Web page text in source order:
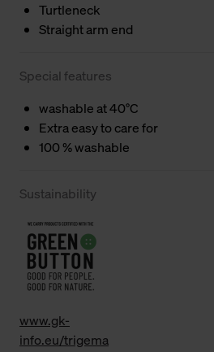
Turtleneck
Straight arm end
Special features
washable at 40°C
Extra easy to care for
100 % washable
Sustainability
www.gk-
info.eu/trigema